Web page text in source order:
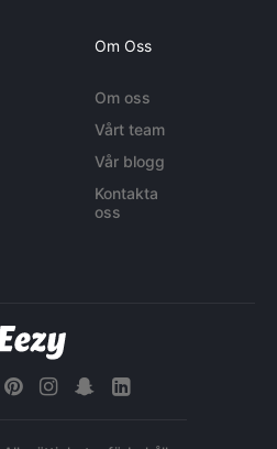
Om Oss
Om oss
Vårt team
Vår blogg
Kontakta
oss